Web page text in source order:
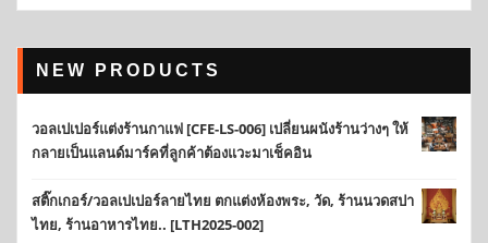
NEW PRODUCTS
วอลเปเปอร์แต่งร้านกาแฟ [CFE-LS-006] เปลี่ยนผนังร้านว่างๆ ให้
กลายเป็นแลนด์มาร์คที่ลูกค้าต้องแวะมาเช็คอิน
สติ๊กเกอร์/วอลเปเปอร์ลายไทย ตกแต่งห้องพระ, วัด, ร้านนวดสปา
ไทย, ร้านอาหารไทย.. [LTH2025-002]